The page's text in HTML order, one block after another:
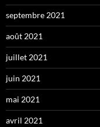
septembre 2021
août 2021
juillet 2021
juin 2021
mai 2021
avril 2021